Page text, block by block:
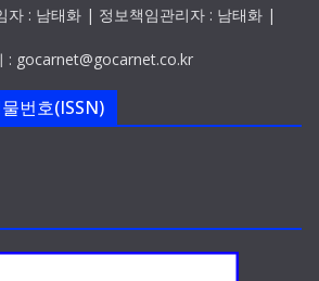
자 : 남태화 | 정보책임관리자 : 남태화 |
: gocarnet@gocarnet.co.kr
번호(ISSN)